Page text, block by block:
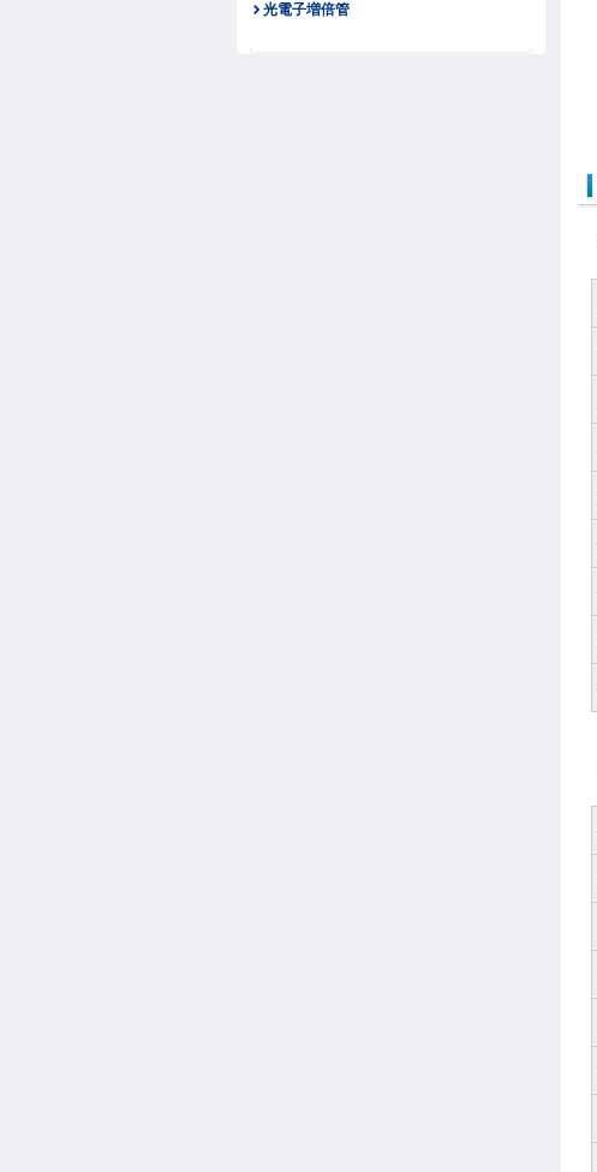
光電子増倍管